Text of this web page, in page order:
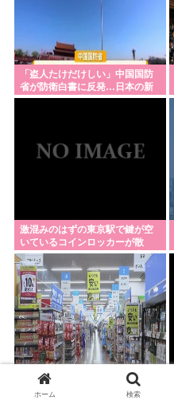
「盗人たけだけしい」中国国防
省が防衛白書に反発…日本の新
型軍国主義と批判！
激混みのはずの東京駅で鍵が空
いているコインロッカーが散
見、「ラッキー」と思って中を
確認してみると……
お金がなくなったら増えるわか
め食ってる
ホーム 検索